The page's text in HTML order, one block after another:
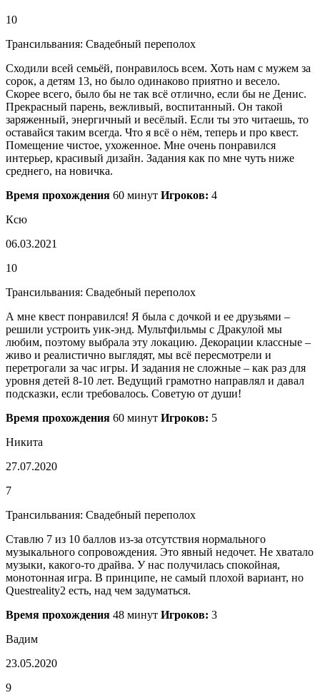
10
Трансильвания: Свадебный переполох
Сходили всей семьёй, понравилось всем. Хоть нам с мужем за
сорок, а детям 13, но было одинаково приятно и весело.
Скорее всего, было бы не так всё отлично, если бы не Денис.
Прекрасный парень, вежливый, воспитанный. Он такой
заряженный, энергичный и весёлый. Если ты это читаешь, то
оставайся таким всегда. Что я всё о нём, теперь и про квест.
Помещение чистое, ухоженное. Мне очень понравился
интерьер, красивый дизайн. Задания как по мне чуть ниже
среднего, на новичка.
Время прохождения 60 минут Игроков: 4
Ксю
06.03.2021
10
Трансильвания: Свадебный переполох
А мне квест понравился! Я была с дочкой и ее друзьями –
решили устроить уик-энд. Мультфильмы с Дракулой мы
любим, поэтому выбрала эту локацию. Декорации классные –
живо и реалистично выглядят, мы всё пересмотрели и
перетрогали за час игры. И задания не сложные – как раз для
уровня детей 8-10 лет. Ведущий грамотно направлял и давал
подсказки, если требовалось. Советую от души!
Время прохождения 60 минут Игроков: 5
Никита
27.07.2020
7
Трансильвания: Свадебный переполох
Ставлю 7 из 10 баллов из-за отсутствия нормального
музыкального сопровождения. Это явный недочет. Не хватало
музыки, какого-то драйва. У нас получилась спокойная,
монотонная игра. В принципе, не самый плохой вариант, но
Questreality2 есть, над чем задуматься.
Время прохождения 48 минут Игроков: 3
Вадим
23.05.2020
9